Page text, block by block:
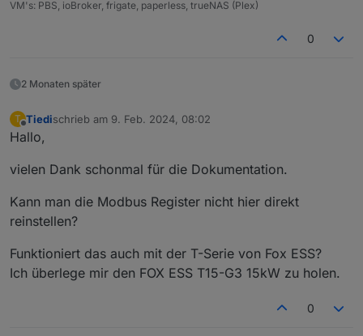
Per WLAN auf den Elfin zugreifen (AP) und unter
eigene WLAN einrichten, anschließend den Elfin
zugreifen und die Einstellungen wie in den
VM's: PBS, ioBroker, frigate, paperless, trueNAS (Plex)
0
2 Monaten später
T
Offline
Tiedischrieb am 9. Feb. 2024, 08:02
zuletzt editiert von
Hallo,
vielen Dank schonmal für die Dokumentation.
Kann man die Modbus Register nicht hier direkt
reinstellen?
Funktioniert das auch mit der T-Serie von Fox ESS?
Ich überlege mir den FOX ESS T15-G3 15kW zu holen.
0